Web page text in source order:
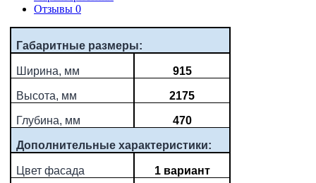
Отзывы 0
Габаритные размеры:
Ширина, мм 915
Высота, мм 2175
Глубина, мм 470
Дополнительные характеристики:
Цвет фасада 1 вариант